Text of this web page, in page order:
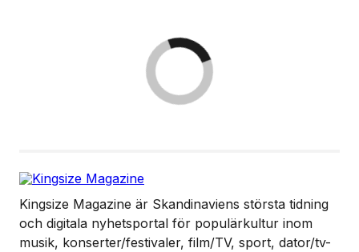
Kingsize Magazine är Skandinaviens största tidning
och digitala nyhetsportal för populärkultur inom
musik, konserter/festivaler, film/TV, sport, dator/tv-